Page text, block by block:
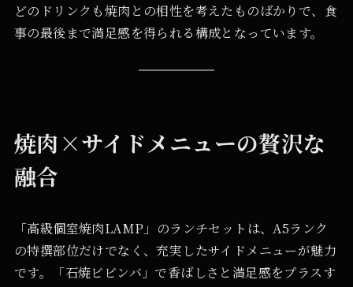
どのドリンクも焼肉との相性を考えたものばかりで、食
事の最後まで満足感を得られる構成となっています。
焼肉×サイドメニューの贅沢な
融合
「高級個室焼肉LAMP」のランチセットは、A5ランク
の特撰部位だけでなく、充実したサイドメニューが魅力
です。「石焼ビビンバ」で香ばしさと満足感をプラスす